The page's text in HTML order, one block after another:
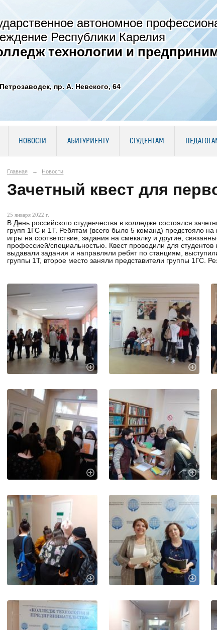
автономное
Республики Карелия
технологии и
пр. А. Невского, 64
НОВОСТИ АБИТУРИЕНТУ СТУДЕНТАМ
Главная → Новости
Зачетный квест для
25 января 2022 г.
В День российского студенчества в колледже состоялся
групп 1ГС и 1Т. Ребятам (всего было 5 команд) предстояло
игры на соответствие, задания на смекалку и другие,
профессией/специальностью. Квест проводили для
выдавали задания и направляли ребят по станциям,
группы 1Т, второе место заняли представители группы 1ГС.